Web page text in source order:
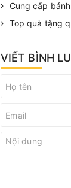
Cung cấp
Top quà tặng
VIẾT BÌNH